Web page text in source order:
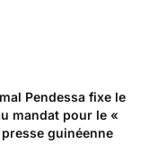
Pendessa fixe le
mandat pour le «
guinéenne